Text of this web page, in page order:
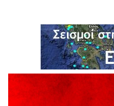
Σε απόγνωση λόγω
6 Αυγούστου 2026
ΔΙΑΚΟΠΗ ΗΛΕΚΤΡΙΚΟΥ
6 Αυγούστου 2026
Ολοκληρώνεται η
Αβδέλλα